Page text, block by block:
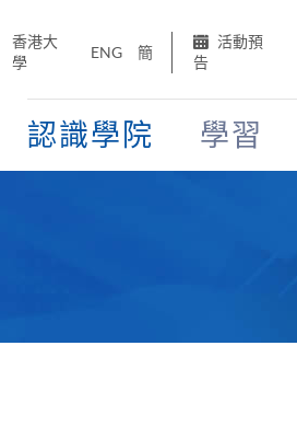
香港大
學
ENG 簡
活動預
告
認識學院 學習